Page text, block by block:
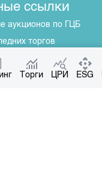
Торги ЦРИ ESG
ссылки
аукционов по ГЦБ
торгов
по ЦБ
информации